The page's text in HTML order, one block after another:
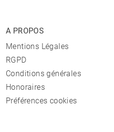
A PROPOS
Mentions Légales
RGPD
Conditions générales
Honoraires
Préférences cookies